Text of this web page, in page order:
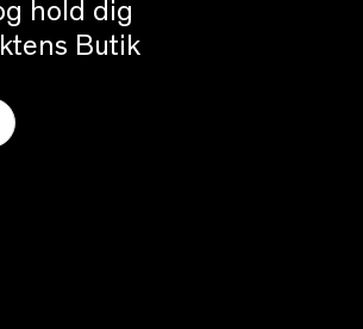
hold dig
Butik